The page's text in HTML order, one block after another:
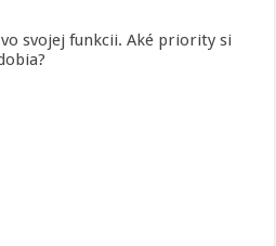
svojej funkcii. Aké priority si